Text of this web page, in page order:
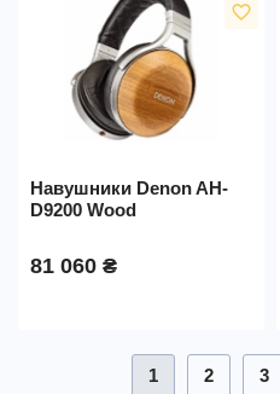
favorite_border
Навушники Denon AH-
D9200 Wood
81 060 ₴
1 2 3